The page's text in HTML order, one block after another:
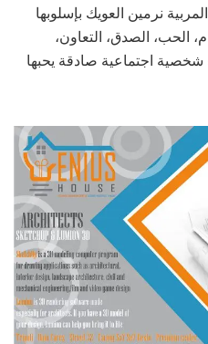
نرمين العويك بإسلوبها
الحب، الصدق، التعاون،
شخصية اجتماعية صادقة يحبها